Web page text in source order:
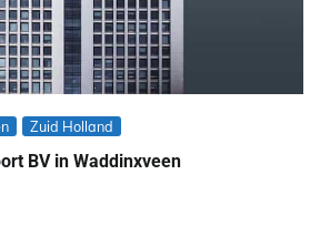
Zuid Holland
BV in Waddinxveen